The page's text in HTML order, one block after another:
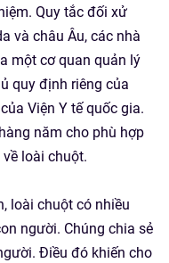
Quy tắc đối xử
và châu Âu, các nhà
một cơ quan quản lý
quy định riêng của
Viện Y tế quốc gia.
năm cho phù hợp
loài chuột.
loài chuột có nhiều
người. Chúng chia sẻ
Điều đó khiến cho